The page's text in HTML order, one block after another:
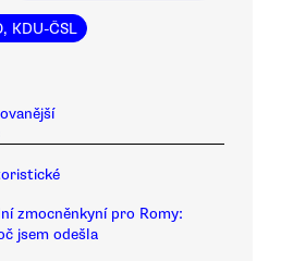
KDU-ČSL
zmocněnkyní pro Romy:
jsem odešla